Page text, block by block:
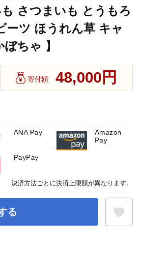
さつまいも とうもろ
ーツ ほうれん草 キャ
ちゃ 】
寄付額 48,000円
る
ANA Pay
Amazon
Pay
PayPay
決済方法ごとに決済上限額が異なります。